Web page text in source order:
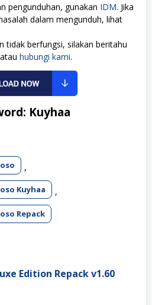
pengunduhan, gunakan IDM. Jika
dalam mengunduh, lihat
tidak berfungsi, silakan beritahu
hubungi kami.
Kuyhaa
,
Kuyhaa ,
Repack
Edition Repack v1.60